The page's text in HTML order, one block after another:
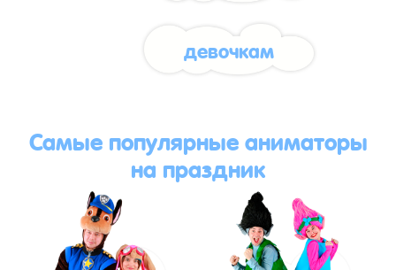
девочкам
Самые популярные аниматоры
на праздник